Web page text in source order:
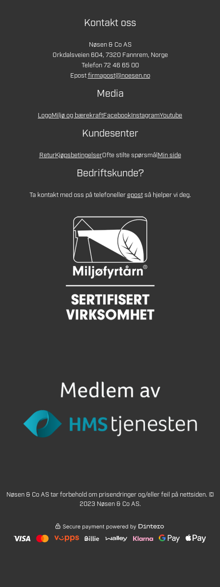
Kontakt oss
Nøsen & Co AS
Orkdalsveien 604, 7320 Fannrem, Norge
Telefon 72 46 65 00
Epostfirmapost@noesen.no
Media
LogoMiljø og bærekraftFacebookInstagramYoutube
Kundesenter
ReturKjøpsbetingelserOfte stilte spørsmålMin side
Bedriftskunde?
Ta kontakt med oss på telefonellerepostså hjelper vi deg.
Nøsen & Co AS tar forbehold om prisendringer og/eller feil på nettsiden. ©
2023 Nøsen & Co AS.